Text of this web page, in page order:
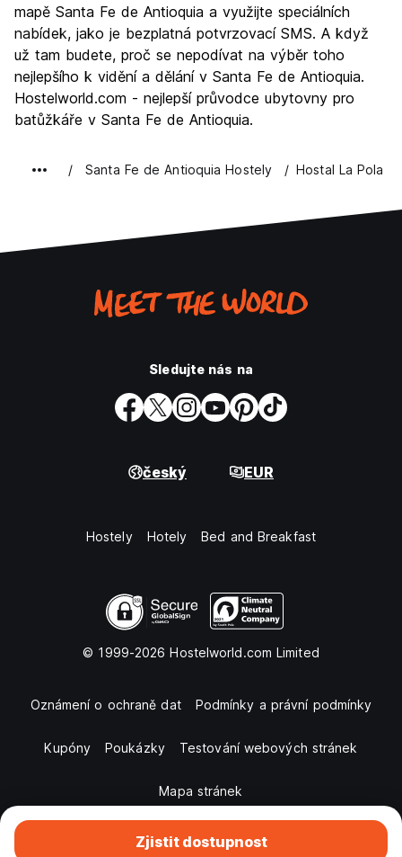
Zjistit dostupnost
mapě Santa Fe de Antioquia a využijte speciálních
nabídek, jako je bezplatná potvrzovací SMS. A když
už tam budete, proč se nepodívat na výběr toho
nejlepšího k vidění a dělání v Santa Fe de Antioquia.
Hostelworld.com - nejlepší průvodce ubytovny pro
batůžkáře v Santa Fe de Antioquia.
Santa Fe de Antioquia Hostely Hostal La Pola
Sledujte nás na
český EUR
Hostely Hotely Bed and Breakfast
© 1999-2026 Hostelworld.com Limited
Oznámení o ochraně dat Podmínky a právní podmínky
Kupóny Poukázky Testování webových stránek
Mapa stránek